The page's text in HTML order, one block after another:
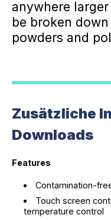
anywhere
be broken
powders and
Zusätzliche
Downloads
Features
Contamination-
Touch screen
temperature control